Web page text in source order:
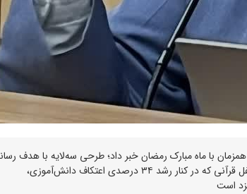
با ماه مبارک رمضان خبر داد؛ طرحی سه‌لایه با هدف
پیام قرآن به ۵۰ میلیون نفر، تربیت یک میلیون سفیر آیه‌ها و تشکیل ۱۰۰ هزار محفل قرآنی که در کنار رشد ۳۴ درصدی اعتکاف دانش‌آموزی،
است